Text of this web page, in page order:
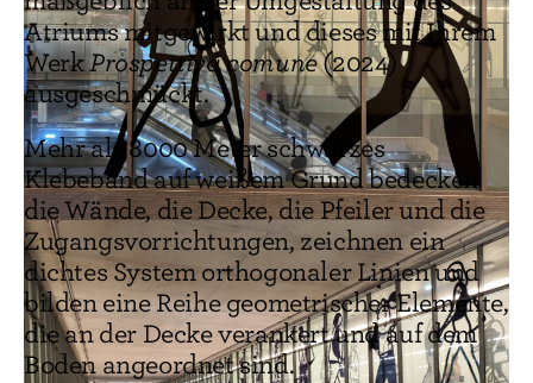
Atriums mitgewirkt und dieses mit Ihrem
WerkProspettiva comune(2024)
ausgeschmückt.
Mehr als 8000 Meter schwarzes
Klebeband auf weißem Grund bedecken
die Wände, die Decke, die Pfeiler und die
Zugangsvorrichtungen, zeichnen ein
dichtes System orthogonaler Linien und
bilden eine Reihe geometrischer Elemente,
die an der Decke verankert und auf dem
Boden angeordnet sind.